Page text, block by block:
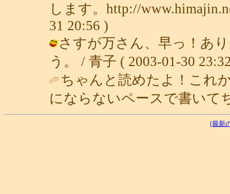
します。http://
31 20:56 )
さすが万さん、早っ！あ
う。 / 青子 ( 2003-01-30
ちゃんと読めたよ！これ
にならないペースで書いて
[最新